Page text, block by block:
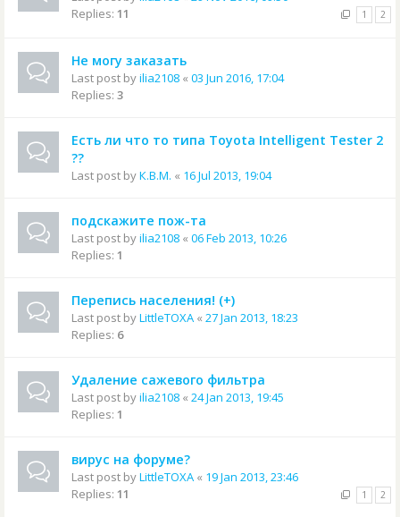
Replies: 11 1 2
Не могу заказать
Last post byilia2108 « 03 Jun 2016, 17:04
Replies: 3
Есть ли что то типа Toyota Intelligent Tester 2
??
Last post byК.В.М. « 16 Jul 2013, 19:04
подскажите пож-та
Last post byilia2108 « 06 Feb 2013, 10:26
Replies: 1
Перепись населения! (+)
Last post byLittleTOXA « 27 Jan 2013, 18:23
Replies: 6
Удаление сажевого фильтра
Last post byilia2108 « 24 Jan 2013, 19:45
Replies: 1
вирус на форуме?
Last post byLittleTOXA « 19 Jan 2013, 23:46
Replies: 11 1 2